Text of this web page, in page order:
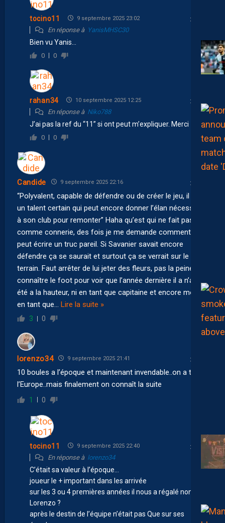
tocino11 9 septembre 2025 23:02
En réponse à YanisMHSC30
Bien vu Yanis…
0 0
rahan34 10 septembre 2025 12:25
En réponse à Niko788
J’ai pas la ref du “11” si ont peut m’expliquer. Merci
0 0
Candide 9 septembre 2025 22:16
“Polyvalent, capable de défendre ou de créer le jeu, il est
un talent certain qui peut encore donner l’élan nécessaire
à son club pour remonter” Haha qu’est qui ne fait pas lire
comme connerie, des fois je me demande comment on
peut écrire un truc pareil. Si Savanier savait encore
défendre ça se saurait et surtout ça se verrait sur le
terrain. Faut arrêter de lui jeter des fleurs, pas la peine de
connaître le foot pour voir que l’année dernière il a n’a pas
été a la hauteur, ni en tant que capitaine et encore moins
en tant que… Lire la suite »
3 0
lorenzo34 9 septembre 2025 21:41
10 boules a l’époque et maintenant invendable..on a titiller
l’Europe..mais finalement on connaît la suite
1 0
tocino11 9 septembre 2025 22:40
En réponse à lorenzo34
C’était sa valeur à l’époque…
joueur le + important dans les arrivée
sur les 3 ou 4 premières années il nous a régalé non
Lorenzo ?
après le destin de l’équipe n’était pas Que sur ses